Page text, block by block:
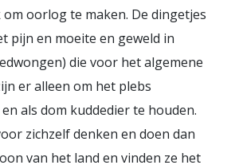
oorlog te maken. De dingetjes
pijn en moeite en geweld in
die voor het algemene
er alleen om het plebs
als dom kuddedier te houden.
zichzelf denken en doen dan
van het land en vinden ze het